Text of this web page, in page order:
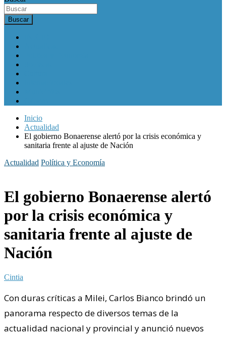
Buscar
Inicio
Actualidad
El gobierno Bonaerense alertó por la crisis económica y
sanitaria frente al ajuste de Nación
Actualidad Política y Economía
El gobierno Bonaerense alertó
por la crisis económica y
sanitaria frente al ajuste de
Nación
Cintia
Con duras críticas a Milei, Carlos Bianco brindó un
panorama respecto de diversos temas de la
actualidad nacional y provincial y anunció nuevos